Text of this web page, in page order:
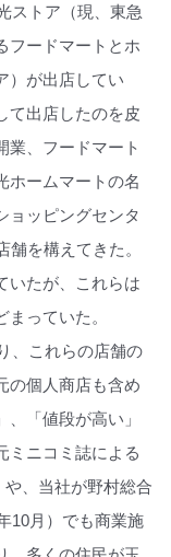
ストア（現、東急
フードマートとホ
）が出店してい
て出店したのを皮
業、フードマート
ホームマートの名
ョッピングセンタ
を構えてきた。
いたが、これらは
っていた。
、これらの店舗の
の個人商店も含め
「値段が高い」
ミニコミ誌による
、当社が野村総合
10月）でも商業施